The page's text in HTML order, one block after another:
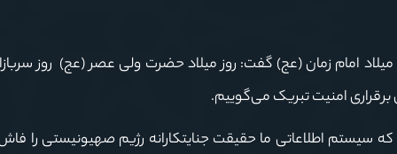
امام زمان (عج) گفت: روز میلاد حضرت ولی عصر (عج) روز
برقراری امنیت تبریک می‌گوییم.
سیستم اطلاعاتی ما حقیقت جنایتکارانه‌ رژیم صهیونیستی را